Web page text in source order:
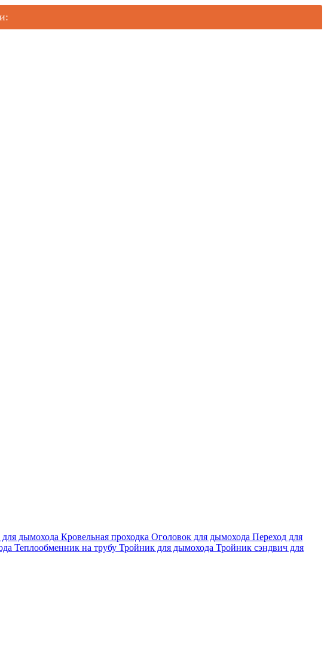
дымохода Кровельная проходка Оголовок для дымохода Переход для
Теплообменник на трубу Тройник для дымохода Тройник сэндвич для